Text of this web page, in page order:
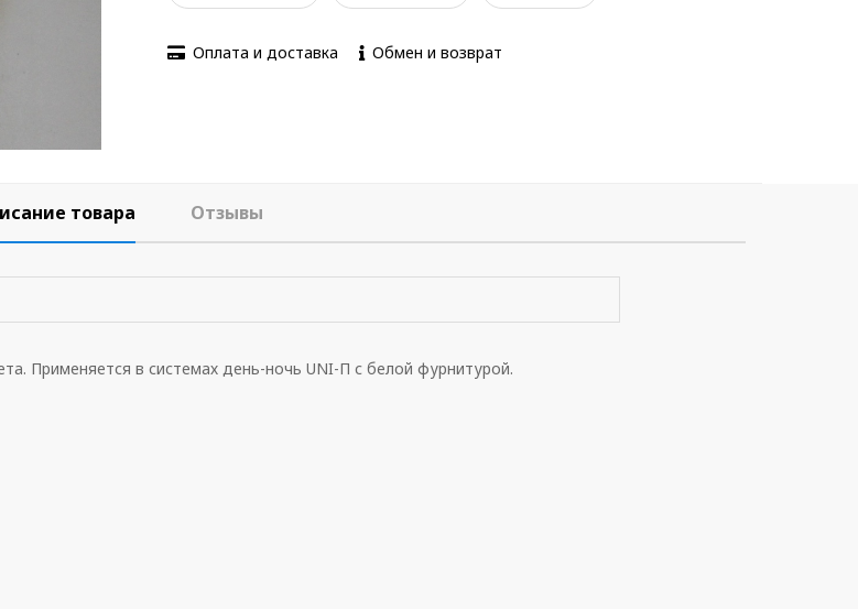
Оплата и доставка Обмен и возврат
товара Отзывы
Применяется в системах день-ночь UNI-П с белой фурнитурой.